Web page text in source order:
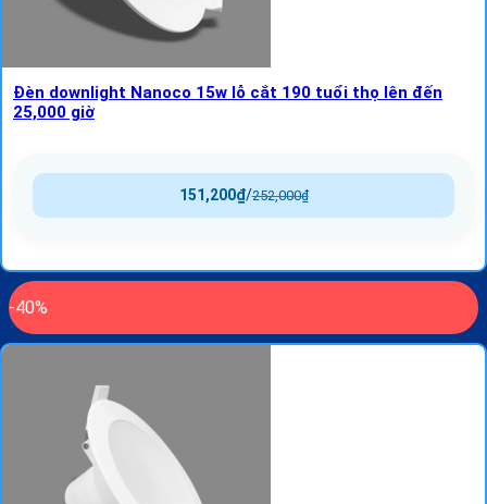
Đèn downlight Nanoco 15w lỗ cắt 190 tuổi thọ lên đến
25,000 giờ
252,000₫
/
151,200₫
-40%